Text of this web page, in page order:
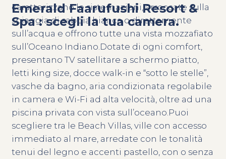
Emerald Faarufushi Resort &
Spa : scegli la tua camera.
caratterizzano le sistemazioni, arroccate sulla
spiaggia di sabbia bianca o direttamente
sull’acqua e offrono tutte una vista mozzafiato
sull’Oceano Indiano.Dotate di ogni comfort,
presentano TV satellitare a schermo piatto,
letti king size, docce walk-in e “sotto le stelle”,
vasche da bagno, aria condizionata regolabile
in camera e Wi-Fi ad alta velocità, oltre ad una
piscina privata con vista sull’oceano.Puoi
scegliere tra le Beach Villas, ville con accesso
immediato al mare, arredate con le tonalità
tenui del legno e accenti pastello, con o senza